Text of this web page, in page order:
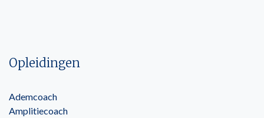
Opleidingen
Ademcoach
Amplitiecoach